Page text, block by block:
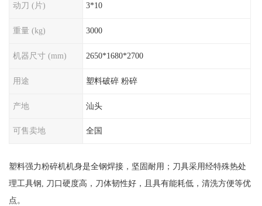
动刀 (片) 3*10
重量 (kg) 3000
机器尺寸 (mm) 2650*1680*2700
用途 塑料破碎 粉碎
产地 汕头
可售卖地 全国
塑料强力粉碎机机身是全钢焊接，坚固耐用；刀具采用经特殊热处
理工具钢, 刀口硬度高，刀体韧性好，且具有能耗低，清洗方便等优
点。